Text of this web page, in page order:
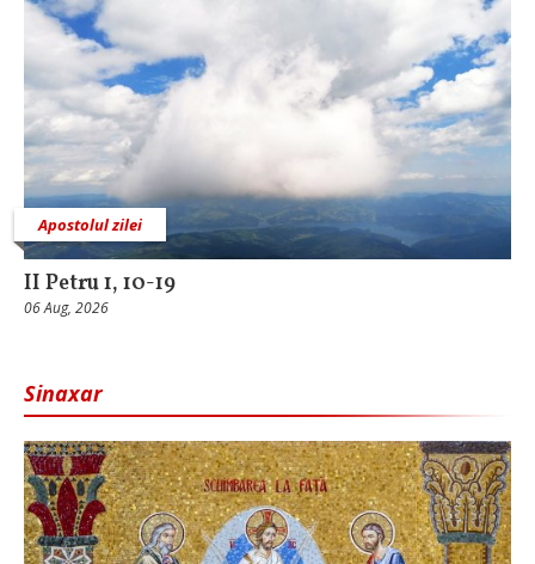
Apostolul zilei
II Petru 1, 10-19
06 Aug, 2026
Sinaxar